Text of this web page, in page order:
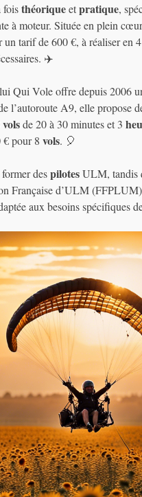
foisthéoriqueetpratique,
à moteur. Située en plein
un tarif de 600 €, à réaliser en
✈️
Qui Vole offre depuis 2006
l’autoroute A9, elle propose
volsde 20 à 30 minutes et 3
€ pour 8 vols. 🎈
despilotesULM, tandis
Française d’ULM
aux besoins spécifiques